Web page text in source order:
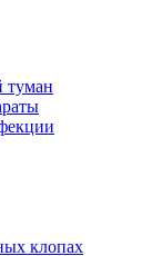
туман
клопах